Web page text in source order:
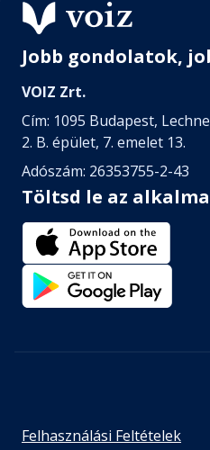
Fejezet hossza: 00:18:23
62. fejezet
Fejezet hossza: 00:06:31
Jobb gondolatok,
VOIZ Zrt.
Cím: 1095 Budapest,
2. B. épület, 7. emelet 13.
Adószám: 26353755-2-43
Töltsd le az
Felhasználási Feltételek